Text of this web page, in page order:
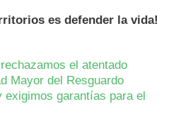
es defender la vida!